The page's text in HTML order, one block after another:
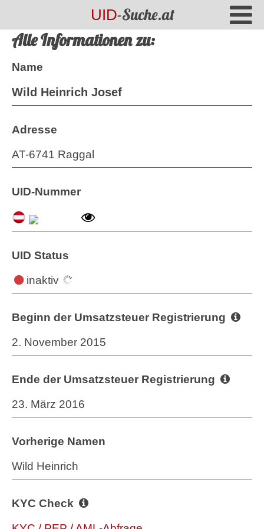
UID-Suche.at
Alle Informationen zu:
Name
Wild Heinrich Josef
Adresse
AT-6741 Raggal
UID-Nummer
UID Status
inaktiv
Beginn der Umsatzsteuer Registrierung
2. November 2015
Ende der Umsatzsteuer Registrierung
23. März 2016
Vorherige Namen
Wild Heinrich
KYC Check